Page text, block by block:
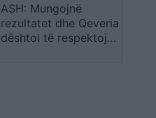
ASH: Mungojnë
rezultatet dhe Qeveria
dështoi të respektojë